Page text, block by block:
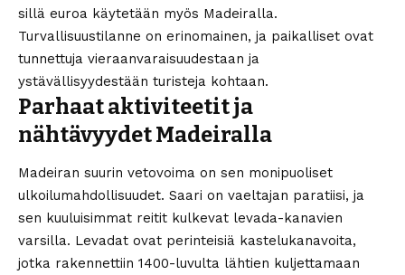
sillä euroa käytetään myös Madeiralla.
Turvallisuustilanne on erinomainen, ja paikalliset ovat
tunnettuja vieraanvaraisuudestaan ja
ystävällisyydestään turisteja kohtaan.
Parhaat aktiviteetit ja
nähtävyydet Madeiralla
Madeiran suurin vetovoima on sen monipuoliset
ulkoilumahdollisuudet. Saari on vaeltajan paratiisi, ja
sen kuuluisimmat reitit kulkevat levada-kanavien
varsilla. Levadat ovat perinteisiä kastelukanavoita,
jotka rakennettiin 1400-luvulta lähtien kuljettamaan